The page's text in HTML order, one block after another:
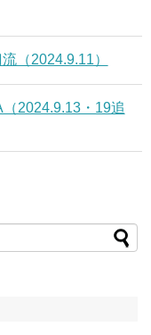
（2024.9.11）
2024.9.13・19追